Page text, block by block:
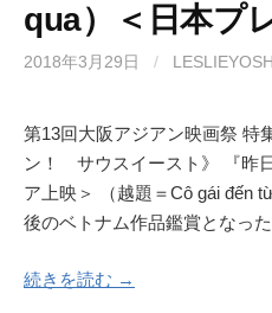
qua）＜日本プ
2018年3月29日 /
第13回大阪アジアン映画祭 特
ン！ サウスイースト》 『昨
ア上映＞ （越題＝Cô gái đến
後のベトナム作品鑑賞となっ
続きを読む →